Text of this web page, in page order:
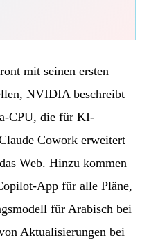
mit seinen ersten
NVIDIA beschreibt
CPU, die für KI-
Cowork erweitert
Web. Hinzu kommen
App für alle Pläne,
für Arabisch bei
Aktualisierungen bei